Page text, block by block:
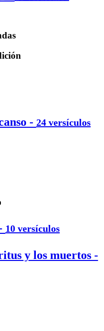
- 24 versículos
10 versículos
y los muertos -